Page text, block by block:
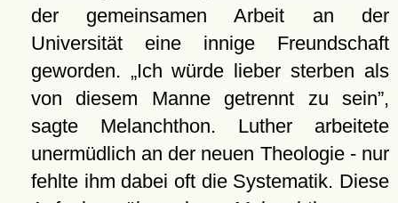
der gemeinsamen Arbeit an der
Universität eine innige Freundschaft
geworden.
Ich würde lieber sterben als
von diesem Manne getrennt zu sein ,
sagte Melanchthon. Luther arbeitete
unermüdlich an der neuen Theologie - nur
fehlte ihm dabei oft die Systematik. Diese